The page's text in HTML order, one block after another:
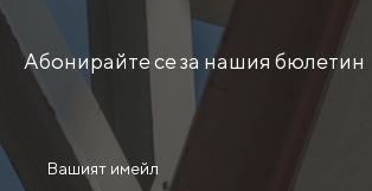
Абонирайте се за нашия бюлетин